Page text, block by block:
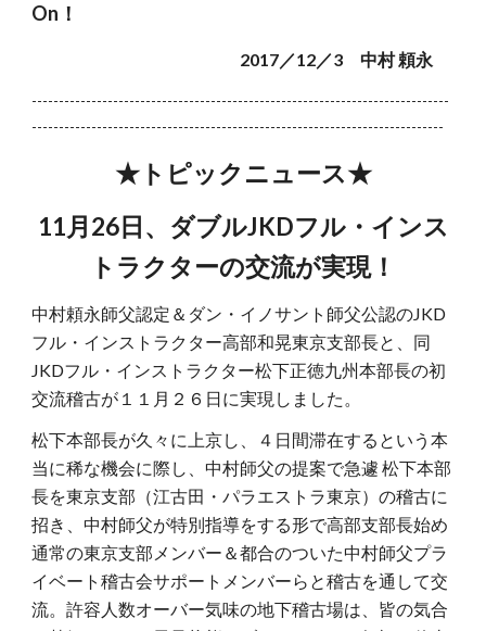
On！
2017／12／3 中村 頼永
-----------------------------------------------------------------------------
----------------------------------------------------------------------------
★トピックニュース★
11月26日、ダブルJKDフル・インス
トラクターの交流が実現！
中村頼永師父認定＆ダン・イノサント師父公認のJKD
フル・インストラクター高部和晃東京支部長と、同
JKDフル・インストラクター松下正徳九州本部長の初
交流稽古が１１月２６日に実現しました。
松下本部長が久々に上京し、４日間滞在するという本
当に稀な機会に際し、中村師父の提案で急遽 松下本部
長を東京支部（江古田・パラエストラ東京）の稽古に
招き、中村師父が特別指導をする形で高部支部長始め
通常の東京支部メンバー＆都合のついた中村師父プラ
イベート稽古会サポートメンバーらと稽古を通して交
流。許容人数オーバー気味の地下稽古場は、皆の気合